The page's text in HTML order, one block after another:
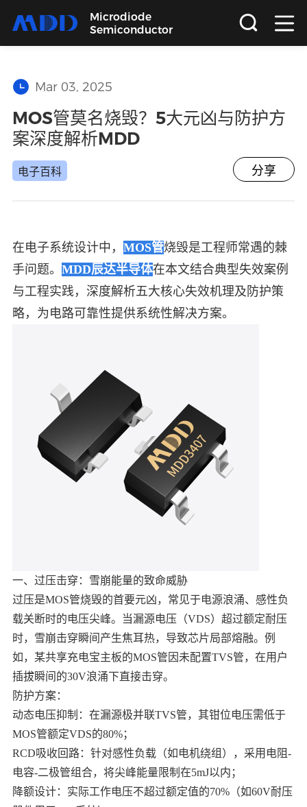
Microdiode
Semiconductor
应用
关于
Mar 03, 2025
MOS管莫名烧毁？5大元凶与防护方
案深度解析MDD
电子百科 分享
在电子系统设计中， MOS管烧毁是工程师常遇的棘
手问题。 MDD辰达半导体在本文结合典型失效案例
与工程实践，深度解析五大核心失效机理及防护策
略，为电路可靠性提供系统性解决方案。
一、过压击穿：雪崩能量的致命威胁
过压是MOS管烧毁的首要元凶，常见于电源浪涌、感性负
载关断时的电压尖峰。当漏源电压（VDS）超过额定耐压
时，雪崩击穿瞬间产生焦耳热，导致芯片局部熔融。例
如，某共享充电宝主板的MOS管因未配置TVS管，在用户
插拔瞬间的30V浪涌下直接击穿。
防护方案：
动态电压抑制：在漏源极并联TVS管，其钳位电压需低于
MOS管额定VDS的80%；
RCD吸收回路：针对感性负载（如电机绕组），采用电阻-
电容-二极管组合，将尖峰能量限制在5mJ以内；
降额设计：实际工作电压不超过额定值的70%（如60V耐压